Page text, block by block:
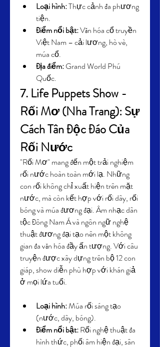
Loại hình: Thực cảnh đa phương
tiện.
Điểm nổi bật: Văn hóa cổ truyền
Việt Nam – cải lương, hò vè,
múa cổ.
Địa điểm: Grand World Phú
Quốc.
7. Life Puppets Show -
Rối Mơ (Nha Trang): Sự
Cách Tân Độc Đáo Của
Rối Nước
"Rối Mơ" mang đến một trải nghiệm
rối nước hoàn toàn mới lạ. Những
con rối không chỉ xuất hiện trên mặt
nước, mà còn kết hợp với rối dây, rối
bóng và múa đương đại. Âm nhạc dân
tộc Đông Nam Á và ngôn ngữ nghệ
thuật đương đại tạo nên một không
gian đa văn hóa đầy ấn tượng. Với câu
truyện được xây dựng trên bộ 12 con
giáp, show diễn phù hợp với khán giả
ở mọi lứa tuổi.
Loại hình: Múa rối sáng tạo
(nước, dây, bóng).
Điểm nổi bật: Rối nghệ thuật đa
hình thức, phối âm hiện đại, sân